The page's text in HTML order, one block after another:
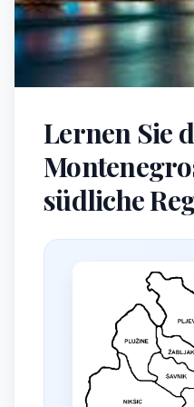
Lernen Sie
südliche